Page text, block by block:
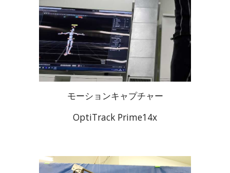
モーションキャプチャー
OptiTrack Prime14x